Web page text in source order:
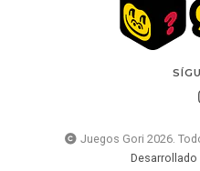
Juegos Gori 2026.